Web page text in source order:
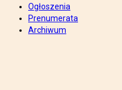
Ogłoszenia
Prenumerata
Archiwum